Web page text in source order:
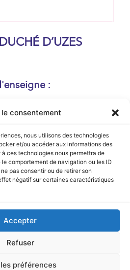
le consentement
nous utilisons des technologies
et/ou accéder aux informations des
ces technologies nous permettra de
comportement de navigation ou les ID
pas consentir ou de retirer son
négatif sur certaines caractéristiques
Accepter
Refuser
préférences
D’UZES
:
n'est disponible